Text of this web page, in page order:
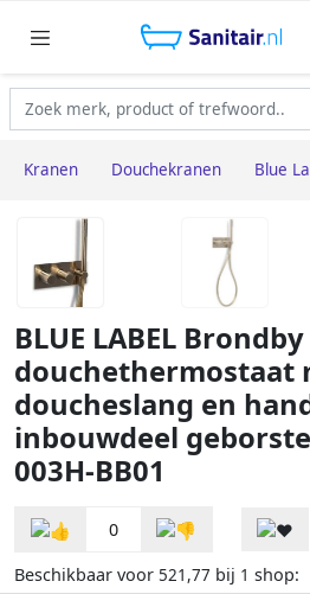
Kranen Douchekranen Blue
BLUE LABEL
douchethermostaat
doucheslang en
inbouwdeel
003H-BB01
0
Beschikbaar voor 521,77 bij 1 shop: